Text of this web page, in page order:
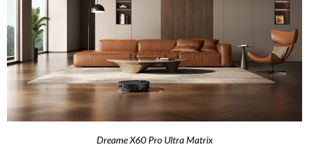
Dreame X60 Pro Ultra Matrix